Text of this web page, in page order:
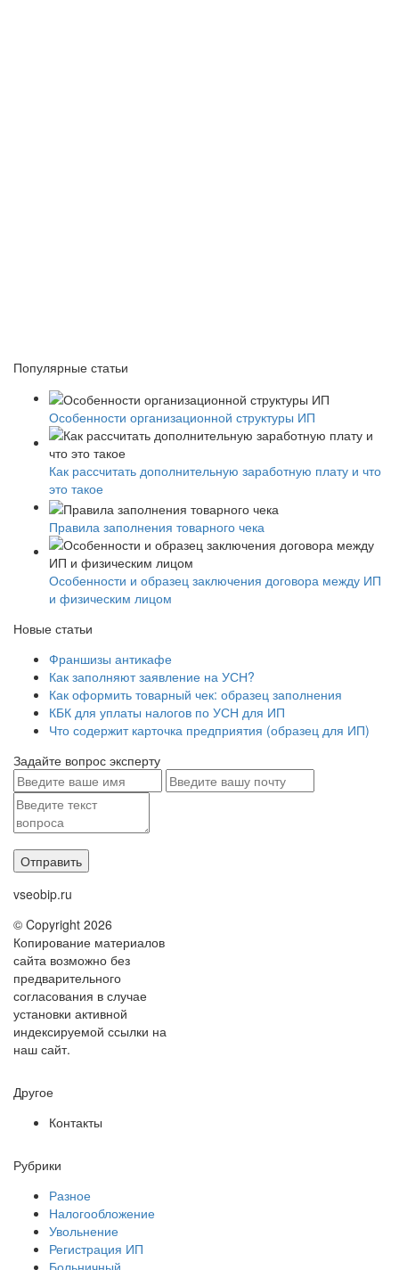
Популярные статьи
Особенности организационной структуры ИП
Как рассчитать дополнительную заработную плату и что
это такое
Правила заполнения товарного чека
Особенности и образец заключения договора между ИП
и физическим лицом
Новые статьи
Франшизы антикафе
Как заполняют заявление на УСН?
Как оформить товарный чек: образец заполнения
КБК для уплаты налогов по УСН для ИП
Что содержит карточка предприятия (образец для ИП)
Задайте вопрос эксперту
vseobip.ru
© Copyright 2026
Копирование материалов
сайта возможно без
предварительного
согласования в случае
установки активной
индексируемой ссылки на
наш сайт.
Другое
Контакты
Рубрики
Разное
Налогообложение
Увольнение
Регистрация ИП
Больничный